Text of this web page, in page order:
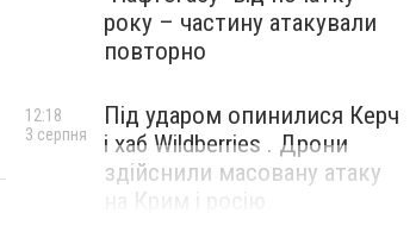
року – частину атакували
повторно
Під ударом опинилися Керч
і хаб Wildberries . Дрони
здійснили масовану атаку
на Крим і росію
12:18
3 серпня